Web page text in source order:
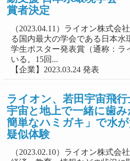
賞者決定
（2023.04.11）ライオン株式会
る国内最大の学会である日本水
学生ポスター発表賞（通称：ラ
いる。15回...
【企業】2023.03.24 発表
ライオン、若田宇宙飛
宇宙と地上で一緒に歯
簡単なハミガキ」で水
疑似体験
（2023.02.10）ライオン株式会